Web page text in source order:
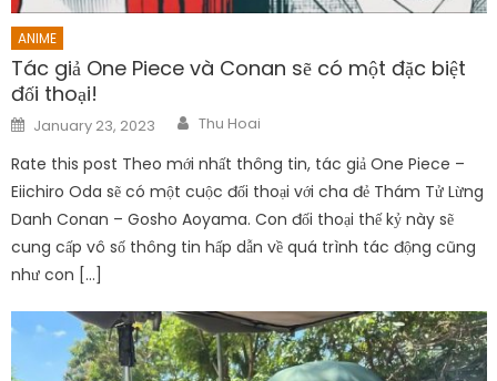
ANIME
Tác giả One Piece và Conan sẽ có một đặc biệt
đối thoại!
Posted
on
January 23, 2023 Author
Thu Hoai
Rate this post Theo mới nhất thông tin, tác giả One Piece –
Eiichiro Oda sẽ có một cuộc đối thoại với cha đẻ Thám Tử Lừng
Danh Conan – Gosho Aoyama. Con đối thoại thế kỷ này sẽ
cung cấp vô số thông tin hấp dẫn về quá trình tác động cũng
như con […]